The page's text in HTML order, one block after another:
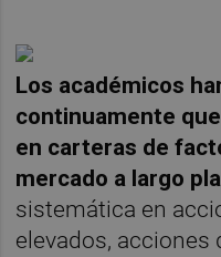
Los académicos
continuamente
en carteras de
mercado a largo
sistemática en
elevados, acciones